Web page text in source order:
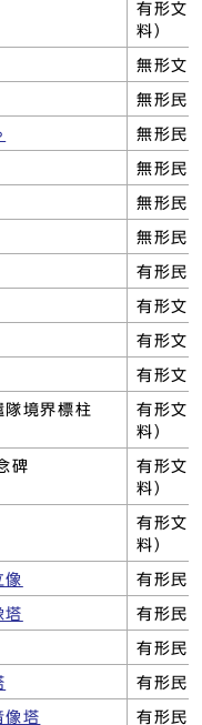
有形文
料）
無形文
無形民
無形民
無形民
無形民
無形民
有形民
有形文
有形文
有形文
隊境界標柱
有形文
料）
碑
有形文
料）
有形文
料）
像 有形民
塔 有形民
有形民
有形民
像塔 有形民